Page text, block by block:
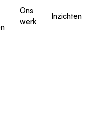
Ons
werk
Inzichten